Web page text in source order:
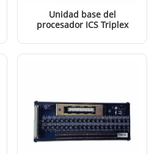
Unidad base del
procesador ICS Triplex
LEER MÁS